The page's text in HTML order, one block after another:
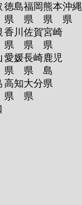
徳島
県
香川
県
愛媛
県
高知
県
福岡
県
佐賀
県
長崎
県
大分
県
熊本
県
宮崎
県
鹿児
島
県
沖縄
県